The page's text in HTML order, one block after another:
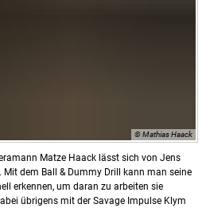
© Mathias Haack
Matze Haack lässt sich von Jens
Mit dem Ball & Dummy Drill kann man seine
erkennen, um daran zu arbeiten sie
übrigens mit der Savage Impulse Klym